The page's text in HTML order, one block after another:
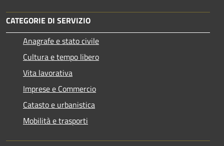
CATEGORIE DI SERVIZIO
Anagrafe e stato civile
Cultura e tempo libero
Vita lavorativa
Imprese e Commercio
Catasto e urbanistica
Mobilità e trasporti